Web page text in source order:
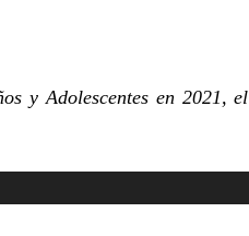
Adolescentes en 2021,